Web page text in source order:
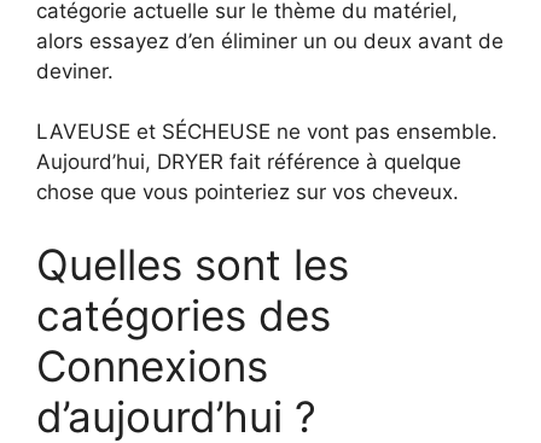
catégorie actuelle sur le thème du matériel,
alors essayez d’en éliminer un ou deux avant de
deviner.
LAVEUSE et SÉCHEUSE ne vont pas ensemble.
Aujourd’hui, DRYER fait référence à quelque
chose que vous pointeriez sur vos cheveux.
Quelles sont les
catégories des
Connexions
d’aujourd’hui ?